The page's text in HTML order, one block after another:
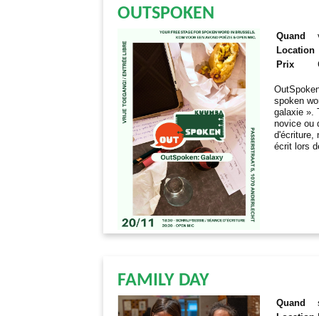
OUTSPOKEN
Quand
Location
Prix
spoken
galaxie ».
novice ou
d'écriture,
écrit lors
FAMILY DAY
Quand